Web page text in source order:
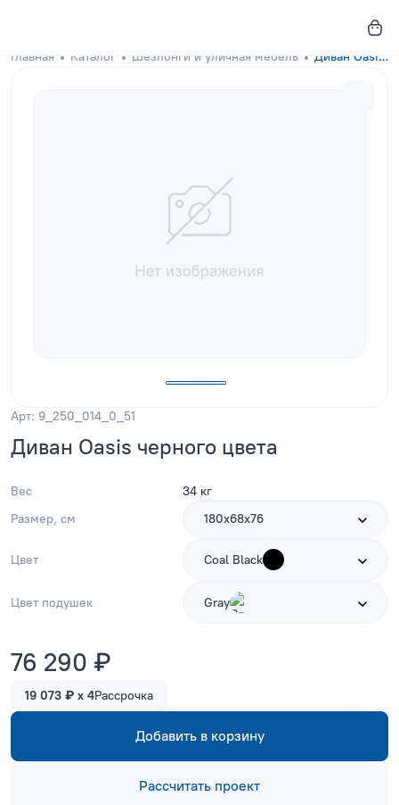
Главная Каталог Шезлонги и уличная мебель Диван Oasis Coal Black
Арт: 9_250_014_0_51
Диван Oasis черного цвета
Вес
34 кг
Размер, см
180х68х76
Цвет Coal Black
Цвет подушек Gray
76 290 ₽
19 073 ₽ x 4Рассрочка
Добавить в корзину
Рассчитать проект